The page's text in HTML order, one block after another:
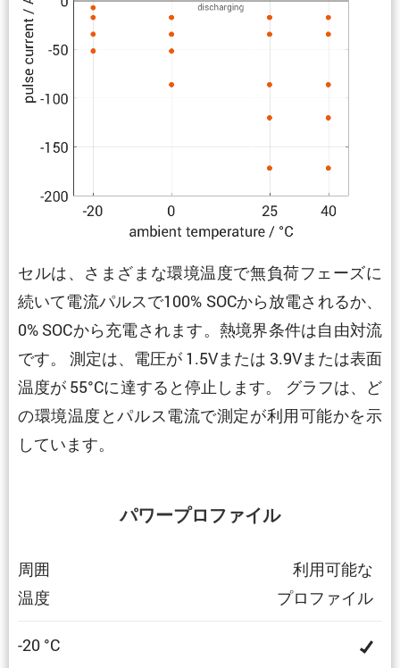
セルは、さまざまな環境温度で無負荷フェーズに
続いて電流パルスで100% SOCから放電されるか、
0% SOCから充電されます。熱境界条件は自由対流
です。 測定は、電圧が 1.5Vまたは 3.9Vまたは表面
温度が 55°Cに達すると停止します。 グラフは、ど
の環境温度とパルス電流で測定が利用可能かを示
しています。
パワープロファイル
周囲
温度
利用可能な
プロファイル
-20 °C